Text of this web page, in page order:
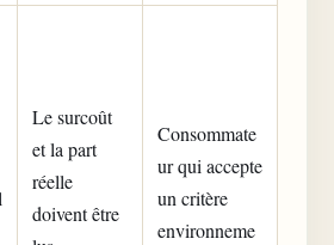
Le surcoût
et la part
réelle
doivent être
Consommate
ur qui accepte
un critère
environneme